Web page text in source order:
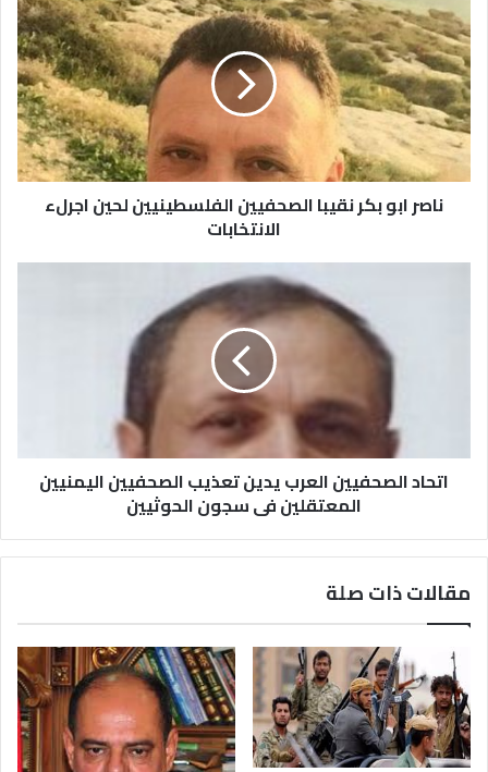
ناصر ابو بكر نقيبا الصحفيين الفلسطينيين لحين اجرلء
الانتخابات
اتحاد الصحفيين العرب يدين تعذيب الصحفيين اليمنيين
المعتقلين فى سجون الحوثيين
مقالات ذات صلة